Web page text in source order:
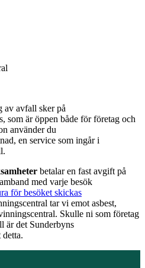
av avfall sker på
som är öppen både för företag och
använder du
en service som ingår i
betalar en fast avgift på
med varje besök
för besöket skickas
tar vi emot asbest,
Skulle ni som företag
är det Sunderbyns